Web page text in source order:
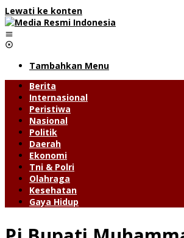
Lewati ke konten
Tambahkan Menu
Berita
Internasional
Peristiwa
Nasional
Politik
Daerah
Ekonomi
Tni & Polri
Olahraga
Kesehatan
Gaya Hidup